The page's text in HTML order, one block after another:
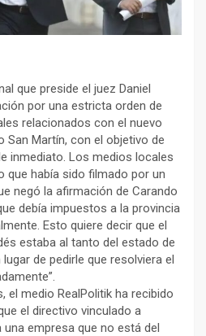
que preside el juez Daniel
por una estricta orden de
relacionados con el nuevo
San Martín, con el objetivo de
inmediato. Los medios locales
que había sido filmado por un
negó la afirmación de Carando
debía impuestos a la provincia
Esto quiere decir que el
estaba al tanto del estado de
de pedirle que resolviera el
el medio RealPolitik ha recibido
el directivo vinculado a
una empresa que no está del